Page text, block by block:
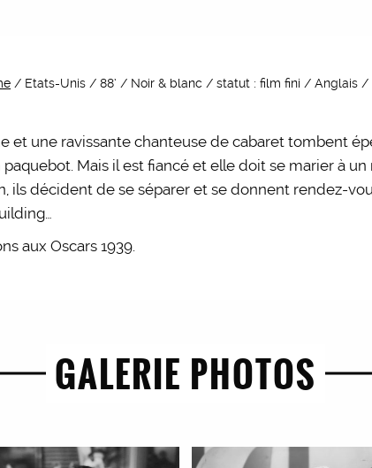
/ Etats-Unis / 88’ / Noir & blanc / statut : film fini / Anglais
et une ravissante chanteuse de cabaret tombent
paquebot. Mais il est fiancé et elle doit se marier à
ils décident de se séparer et se donnent rendez-
aux Oscars 1939.
GALERIE PHOTOS